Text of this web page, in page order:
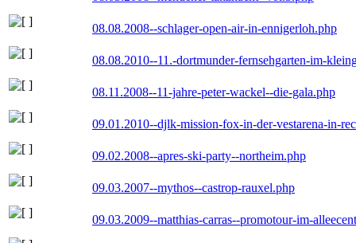
08.08.2008--schlager-open-air-in-ennigerloh.php
08.08.2010--11.-dortmunder-fernsehgarten-im-
08.11.2008--11-jahre-peter-wackel--die-gala.php
09.01.2010--djlk-mission-fox-in-der-vestarena-in-
09.02.2008--apres-ski-party--northeim.php
09.03.2007--mythos--castrop-rauxel.php
09.03.2009--matthias-carras--promotour-im-